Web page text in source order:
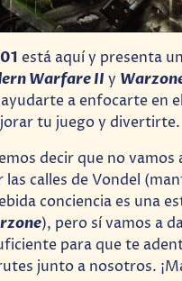
está aquí y presenta
Warfare II y
a enfocarte en
tu juego y divertirte.
decir que no vamos
las calles de Vondel
conciencia es una
), pero sí vamos a
para que te
junto a nosotros.